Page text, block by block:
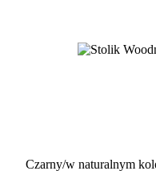
Czarny/w naturalnym